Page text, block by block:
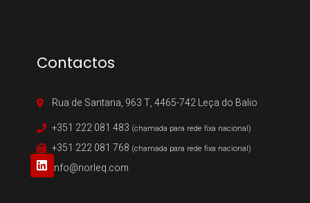
Contactos
Rua de Santana, 963 T, 4465-742 Leça do Balio
+351 222 081 483 (chamada para rede fixa nacional)
+351 222 081 768 (chamada para rede fixa nacional)
info@norleq.com